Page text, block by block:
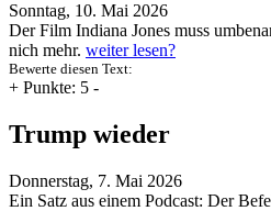
Sonntag, 10. Mai 2026
Der Film Indiana Jones muss
nich mehr. weiter lesen?
Bewerte diesen Text:
+ Punkte: 5 -
Trump wieder
Donnerstag, 7. Mai 2026
Ein Satz aus einem Podcast: Der